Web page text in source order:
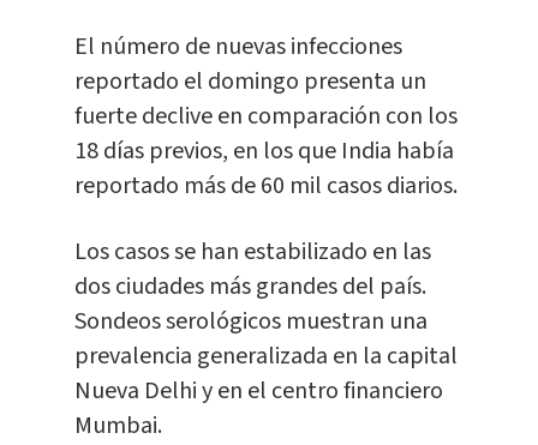
El número de nuevas infecciones
reportado el domingo presenta un
fuerte declive en comparación con los
18 días previos, en los que India había
reportado más de 60 mil casos diarios.
Los casos se han estabilizado en las
dos ciudades más grandes del país.
Sondeos serológicos muestran una
prevalencia generalizada en la capital
Nueva Delhi y en el centro financiero
Mumbai.